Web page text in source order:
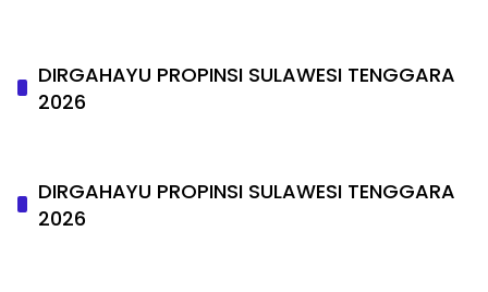
DIRGAHAYU PROPINSI SULAWESI TENGGARA
2026
DIRGAHAYU PROPINSI SULAWESI TENGGARA
2026